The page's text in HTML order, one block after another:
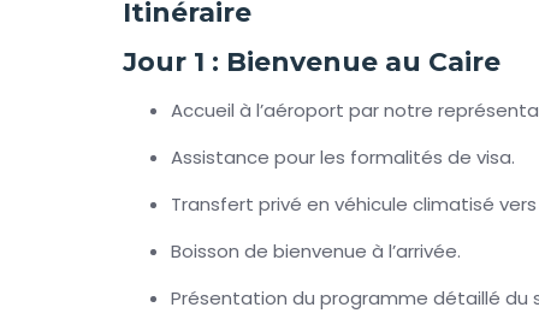
animées, enrichit cette immersion culturelle.
Après cette introduction captivante, votre
traditionnelle égyptienne. Vous ferez escale
aux visiteurs.
La croisière vous conduit ensuite àEdfou et
majestueux temples dédiés aux dieux Horus
d’ingénierie moderne. Pour les plus
Itinéraire
Jour 1 : Bienvenue au Caire
Accueil à l’aéroport par notre
Assistance pour les formalités de visa.
Transfert privé en véhicule climatisé vers
Boisson de bienvenue à l’arrivée.
Présentation du programme détaillé du